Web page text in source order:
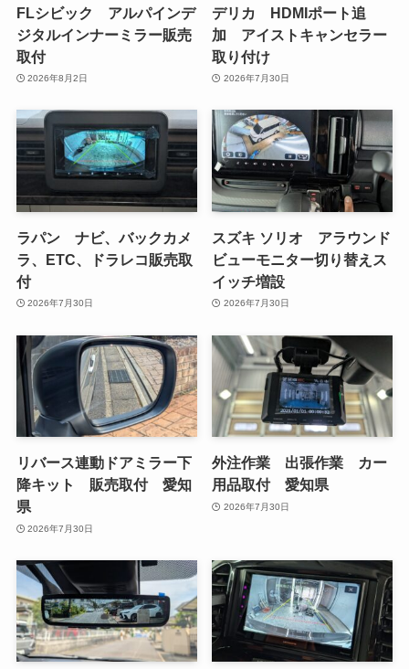
FLシビック アルパインデ
ジタルインナーミラー販売
取付
2026年8月2日
デリカ HDMIポート追
加 アイストキャンセラー
取り付け
2026年7月30日
ラパン ナビ、バックカメ
ラ、ETC、ドラレコ販売取
付
2026年7月30日
スズキ ソリオ アラウンド
ビューモニター切り替えス
イッチ増設
2026年7月30日
リバース連動ドアミラー下
降キット 販売取付 愛知
県
2026年7月30日
外注作業 出張作業 カー
用品取付 愛知県
2026年7月30日